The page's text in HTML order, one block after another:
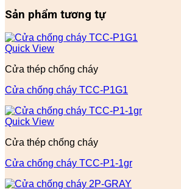
Sản phẩm tương tự
Quick View
Cửa thép chống cháy
Cửa chống cháy TCC-P1G1
Quick View
Cửa thép chống cháy
Cửa chống cháy TCC-P1-1gr